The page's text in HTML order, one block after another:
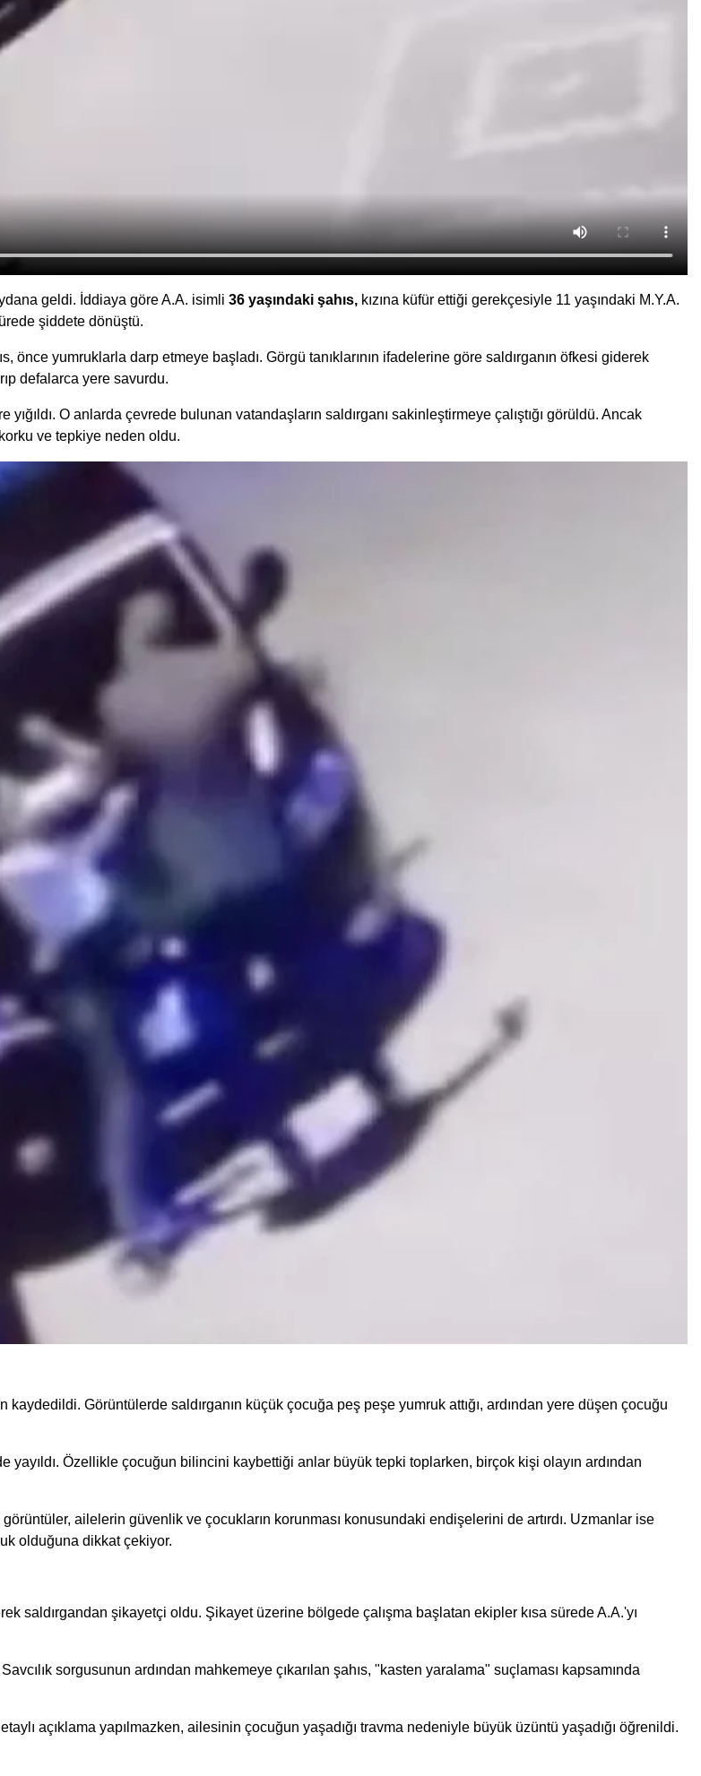
geldi. İddiaya göre A.A. isimli 36 yaşındaki şahıs, kızına küfür ettiği gerekçesiyle 11 yaşındaki M.Y.A.
şiddete dönüştü.
önce yumruklarla darp etmeye başladı. Görgü tanıklarının ifadelerine göre saldırganın öfkesi giderek
defalarca yere savurdu.
O anlarda çevrede bulunan vatandaşların saldırganı sakinleştirmeye çalıştığı görüldü. Ancak
ve tepkiye neden oldu.
Görüntülerde saldırganın küçük çocuğa peş peşe yumruk attığı, ardından yere düşen çocuğu
yayıldı. Özellikle çocuğun bilincini kaybettiği anlar büyük tepki toplarken, birçok kişi olayın ardından
ailelerin güvenlik ve çocukların korunması konusundaki endişelerini de artırdı. Uzmanlar ise
olduğuna dikkat çekiyor.
saldırgandan şikayetçi oldu. Şikayet üzerine bölgede çalışma başlatan ekipler kısa sürede A.A.'yı
sorgusunun ardından mahkemeye çıkarılan şahıs, "kasten yaralama" suçlaması kapsamında
açıklama yapılmazken, ailesinin çocuğun yaşadığı travma nedeniyle büyük üzüntü yaşadığı öğrenildi.